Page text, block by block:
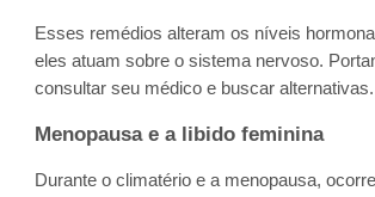
Esses remédios alteram os níveis
eles atuam sobre o sistema nervoso.
consultar seu médico e buscar alternativas.
Menopausa e a libido feminina
Durante o climatério e a menopausa,